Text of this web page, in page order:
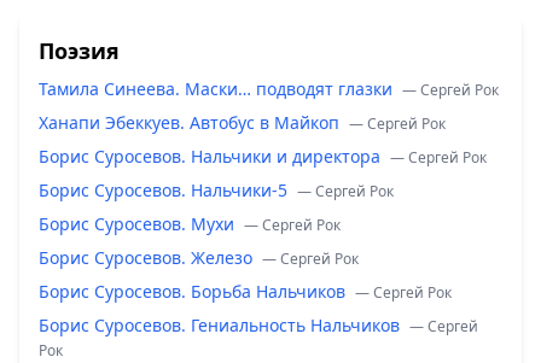
Поэзия
Тамила Синеева. Маски… подводят глазки — Сергей Рок
Ханапи Эбеккуев. Автобус в Майкоп — Сергей Рок
Борис Суросевов. Нальчики и директора — Сергей Рок
Борис Суросевов. Нальчики-5 — Сергей Рок
Борис Суросевов. Мухи — Сергей Рок
Борис Суросевов. Железо — Сергей Рок
Борис Суросевов. Борьба Нальчиков — Сергей Рок
Борис Суросевов. Гениальность Нальчиков — Сергей
Рок